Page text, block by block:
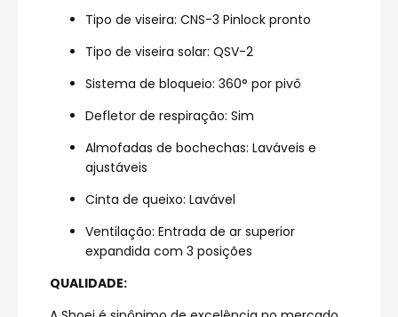
Tipo de viseira: CNS-3 Pinlock pronto
Tipo de viseira solar: QSV-2
Sistema de bloqueio: 360° por pivô
Defletor de respiração: Sim
Almofadas de bochechas: Laváveis e
ajustáveis
Cinta de queixo: Lavável
Ventilação: Entrada de ar superior
expandida com 3 posições
QUALIDADE: